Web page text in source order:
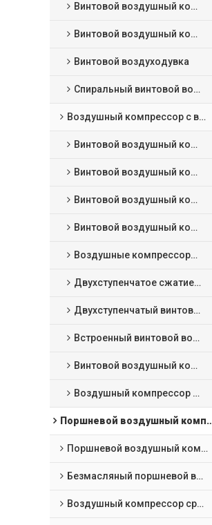
Винтовой воздушный компрессор с водяной смазкой
Винтовой воздушный компрессор сухого типа
Винтовой воздуходувка
Спиральный винтовой воздушный компрессор
Воздушный компрессор с впрыском масла
Винтовой воздушный компрессор с фиксированной скоростью
Винтовой воздушный компрессор VSD
Винтовой воздушный компрессор с постоянным магнитом VSD
Винтовой воздушный компрессор низкого давления
Воздушные компрессоры среднего давления
Двухступенчатое сжатие фиксированная скорость винтовой воздушный компрессор
Двухступенчатый винтовой воздушный компрессор с постоянным магнитом VSD
Встроенный винтовой воздушный компрессор 4 в 1
Винтовой воздушный компрессор с лазерной резкой
Воздушный компрессор VSD с постоянным магнитом масляного охлаждения
Поршневой воздушный компрессор
Поршневой воздушный компрессор
Безмасляный поршневой воздушный компрессор
Воздушный компрессор среднего давления